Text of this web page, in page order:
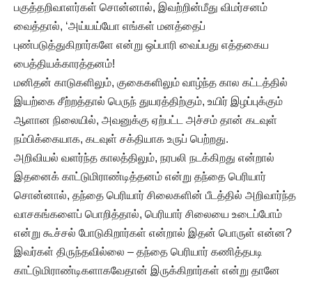
பகுத்தறிவாளர்கள் சொன்னால், இவற்றின்மீது விமர்சனம்
வைத்தால், ‘அய்யய்யோ எங்கள் மனத்தைப்
புண்படுத்துகிறார்களே என்று ஒப்பாரி வைப்பது எத்தகைய
பைத்தியக்காரத்தனம்!
மனிதன் காடுகளிலும், குகைகளிலும் வாழ்ந்த கால கட்டத்தில்
இயற்கை சீற்றத்தால் பெருந் துயரத்திற்கும், உயிர் இழப்புக்கும்
ஆளான நிலையில், அவனுக்கு ஏற்பட்ட அச்சம் தான் கடவுள்
நம்பிக்கையாக, கடவுள் சக்தியாக உருப் பெற்றது.
அறிவியல் வளர்ந்த காலத்திலும், நரபலி நடக்கிறது என்றால்
இதனைக் காட்டுமிராண்டித்தனம் என்று தந்தை பெரியார்
சொன்னால், தந்தை பெரியார் சிலைகளின் பீடத்தில் அறிவார்ந்த
வாசகங்களைப் பொறித்தால், பெரியார் சிலையை உடைப்போம்
என்று கூச்சல் போடுகிறார்கள் என்றால் இதன் பொருள் என்ன?
இவர்கள் திருந்தவில்லை – தந்தை பெரியார் கணித்தபடி
காட்டுமிராண்டிகளாகவேதான் இருக்கிறார்கள் என்று தானே